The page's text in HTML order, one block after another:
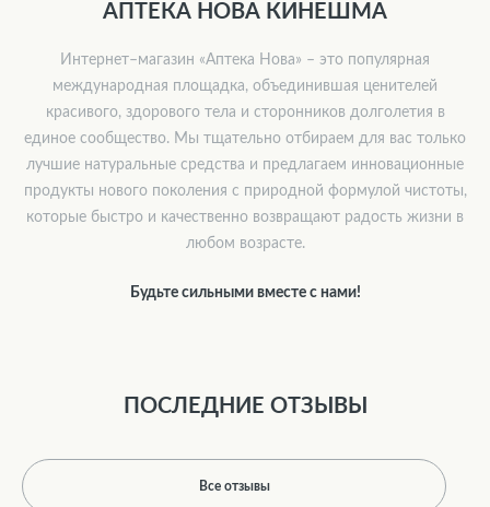
АПТЕКА НОВА КИНЕШМА
Интернет–магазин «Аптека Нова» – это популярная
международная площадка, объединившая ценителей
красивого, здорового тела и сторонников долголетия в
единое сообщество. Мы тщательно отбираем для вас только
лучшие натуральные средства и предлагаем инновационные
продукты нового поколения с природной формулой чистоты,
которые быстро и качественно возвращают радость жизни в
любом возрасте.
Будьте сильными вместе с нами!
ПОСЛЕДНИЕ ОТЗЫВЫ
Все отзывы